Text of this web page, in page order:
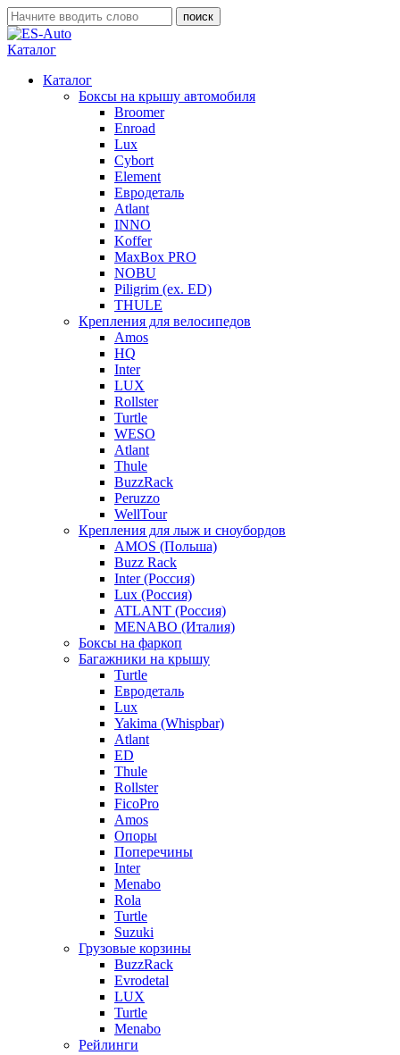
Каталог
Каталог
Боксы на крышу автомобиля
Broomer
Enroad
Lux
Cybort
Element
Евродеталь
Atlant
INNO
Koffer
MaxBox PRO
NOBU
Piligrim (ex. ED)
THULE
Крепления для велосипедов
Amos
HQ
Inter
LUX
Rollster
Turtle
WESO
Atlant
Thule
BuzzRack
Peruzzo
WellTour
Крепления для лыж и сноубордов
AMOS (Польша)
Buzz Rack
Inter (Россия)
Lux (Россия)
ATLANT (Россия)
MENABO (Италия)
Боксы на фаркоп
Багажники на крышу
Turtle
Евродеталь
Lux
Yakima (Whispbar)
Atlant
ED
Thule
Rollster
FicoPro
Amos
Опоры
Поперечины
Inter
Menabo
Rola
Turtle
Suzuki
Грузовые корзины
BuzzRack
Evrodetal
LUX
Turtle
Menabo
Рейлинги